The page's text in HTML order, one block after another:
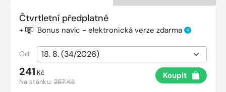
Čtvrtletní předplatné
+ Bonus navíc - elektronická verze zdarma ?
Od:
241 Kč
Na stánku:267 Kč
Koupit